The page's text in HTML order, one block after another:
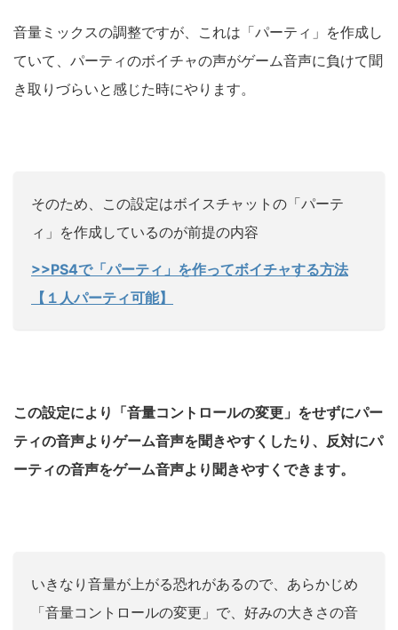
音量ミックスの調整ですが、これは「パーティ」を作成し
ていて、パーティのボイチャの声がゲーム音声に負けて聞
き取りづらいと感じた時にやります。
そのため、この設定はボイスチャットの「パーテ
ィ」を作成しているのが前提の内容
>>PS4で「パーティ」を作ってボイチャする方法
【１人パーティ可能】
この設定により「音量コントロールの変更」をせずにパー
ティの音声よりゲーム音声を聞きやすくしたり、反対にパ
ーティの音声をゲーム音声より聞きやすくできます。
いきなり音量が上がる恐れがあるので、あらかじめ
「音量コントロールの変更」で、好みの大きさの音